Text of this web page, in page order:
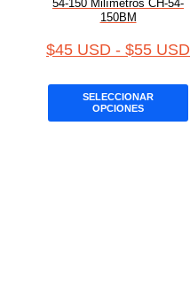
54-150 Milímetros CH-54-
150BM
$45 USD - $55 USD
SELECCIONAR
OPCIONES